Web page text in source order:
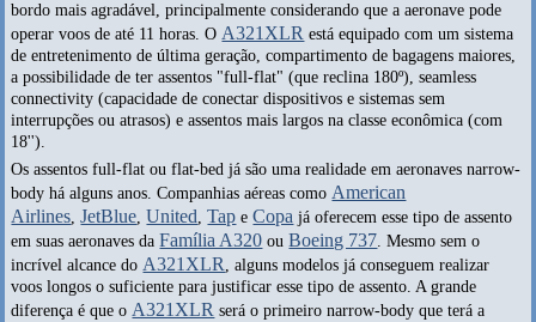
bordo mais agradável, principalmente considerando que a aeronave pode
operar voos de até 11 horas. OA321XLR está equipado com um sistema
de entretenimento de última geração, compartimento de bagagens maiores,
a possibilidade de ter assentos "full-flat" (que reclina 180º), seamless
connectivity (capacidade de conectar dispositivos e sistemas sem
interrupções ou atrasos) e assentos mais largos na classe econômica (com
18'').
Os assentos full-flat ou flat-bed já são uma realidade em aeronaves narrow-
body há alguns anos. Companhias aéreas comoAmerican
Airlines,JetBlue, United,Tap eCopa já oferecem esse tipo de assento
em suas aeronaves daFamília A320 ouBoeing 737. Mesmo sem o
incrível alcance doA321XLR , alguns modelos já conseguem realizar
voos longos o suficiente para justificar esse tipo de assento. A grande
diferença é que oA321XLR será o primeiro narrow-body que terá a